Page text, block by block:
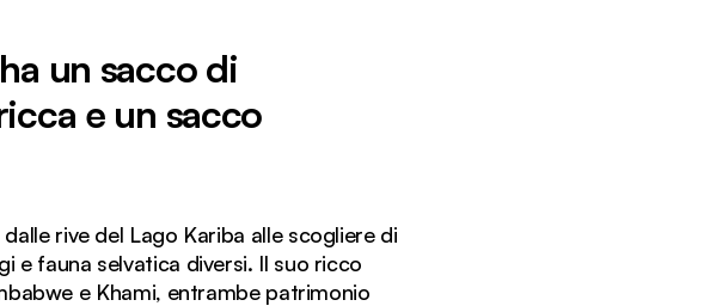
un sacco di
e un sacco
rive del Lago Kariba alle scogliere di
e fauna selvatica diversi. Il suo ricco
e Khami, entrambe patrimonio